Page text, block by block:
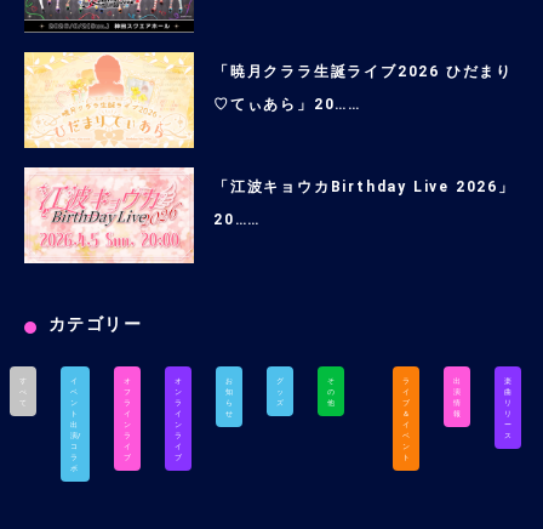
「暁月クララ生誕ライブ2026 ひだまり
♡てぃあら」20……
「江波キョウカBirthday Live 2026」
20……
カテゴリー
す
べ
て
イ
ベ
ン
ト
出
演/
コ
ラ
ボ
オ
フ
ラ
イ
ン
ラ
イ
ブ
オ
ン
ラ
イ
ン
ラ
イ
ブ
お
知
ら
せ
グ
ッ
ズ
そ
の
他
ラ
イ
ブ
＆
イ
ベ
ン
ト
出
演
情
報
楽
曲
リ
リ
ー
ス